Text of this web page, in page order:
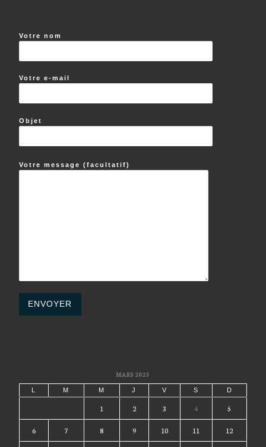
Votre nom
Votre e-mail
Objet
Votre message (facultatif)
MARS 2023
M M J V S D
1 2 3 4 5
6 7 8 9 10 11 12